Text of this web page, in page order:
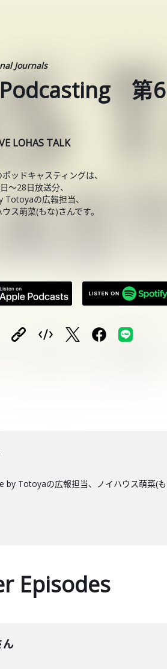
Journals
Podcasting 第
LOHAS TALK
ッドキャスティングは、
〜28日放送分、
Totoyaの広報担当、
ス萌菜(もな)さんです。
by Totoyaの広報担当、ノイハウス萌菜(
Episodes